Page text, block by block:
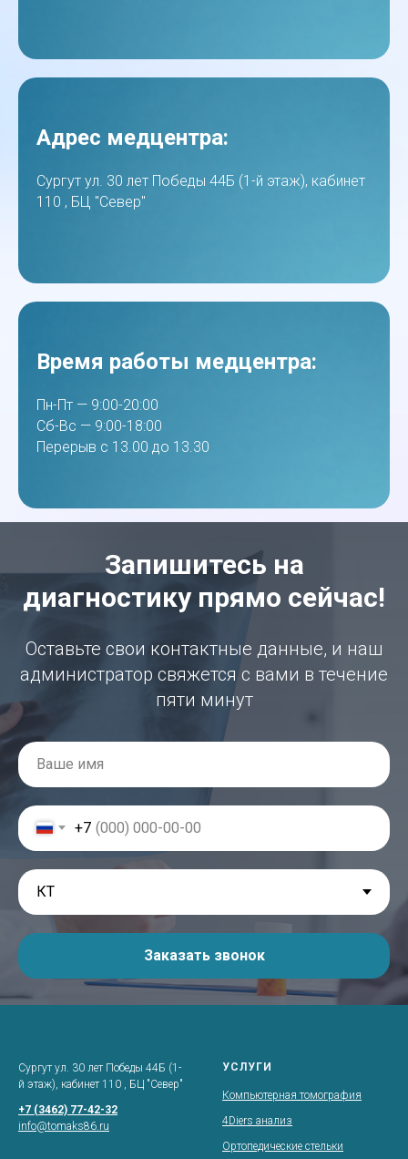
Адрес медцентра:
Сургут ул. 30 лет Победы 44Б (1-й этаж), кабинет
110 , БЦ "Север"
Время работы медцентра:
Пн-Пт — 9:00-20:00
Сб-Вс — 9:00-18:00
Перерыв с 13.00 до 13.30
Запишитесь на
диагностику прямо сейчас!
Оставьте свои контактные данные, и наш
администратор свяжется с вами в течение
пяти минут
+7
Заказать звонок
Сургут ул. 30 лет Победы 44Б (1-
й этаж), кабинет 110 , БЦ "Север"
+7 (3462) 77-42-32
info@tomaks86.ru
УСЛУГИ
Компьютерная томография
4Diers анализ
Ортопедические стельки